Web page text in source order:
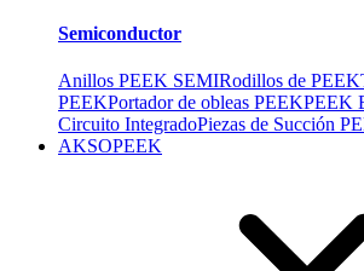
Semiconductor
Anillos PEEK SEMIRodillos de PEEK
PEEKPortador de obleas PEEKPEEK
Circuito IntegradoPiezas de Succión
AKSOPEEK